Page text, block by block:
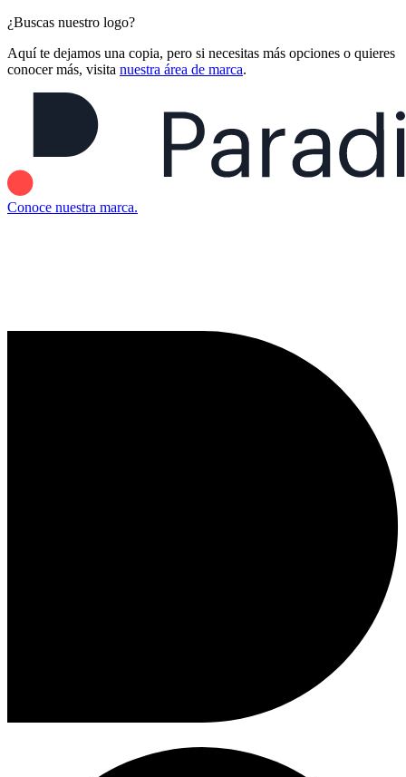
¿Buscas nuestro logo?
Aquí te dejamos una copia, pero si necesitas más opciones o quieres
conocer más, visita nuestra área de marca.
Conoce nuestra marca.